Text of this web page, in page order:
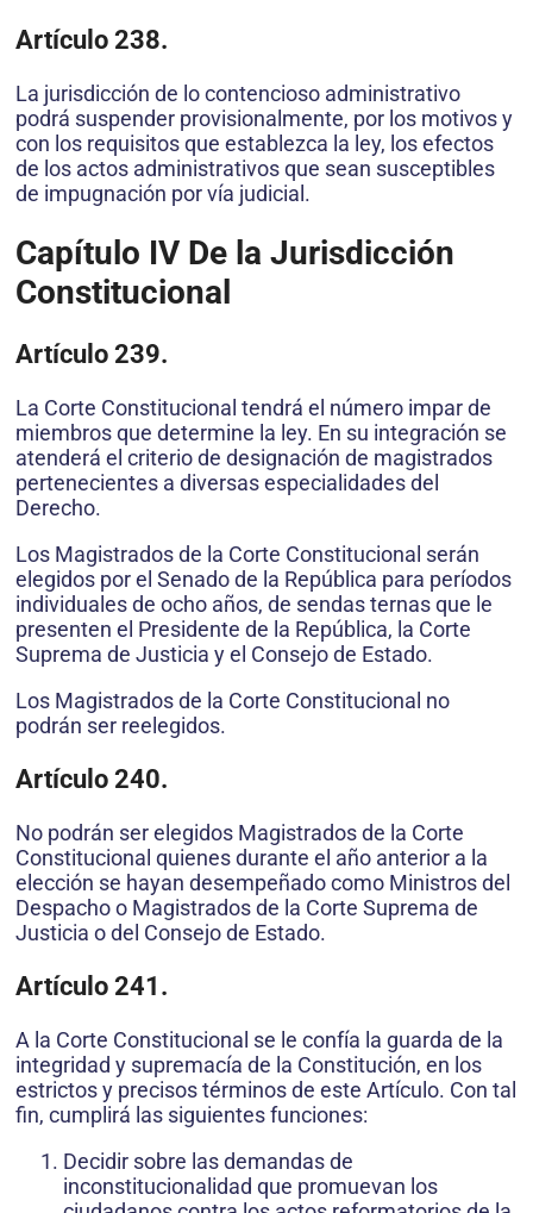
Artículo 238.
La jurisdicción de lo contencioso administrativo
podrá suspender provisionalmente, por los motivos y
con los requisitos que establezca la ley, los efectos
de los actos administrativos que sean susceptibles
de impugnación por vía judicial.
Capítulo IV De la Jurisdicción
Constitucional
Artículo 239.
La Corte Constitucional tendrá el número impar de
miembros que determine la ley. En su integración se
atenderá el criterio de designación de magistrados
pertenecientes a diversas especialidades del
Derecho.
Los Magistrados de la Corte Constitucional serán
elegidos por el Senado de la República para períodos
individuales de ocho años, de sendas ternas que le
presenten el Presidente de la República, la Corte
Suprema de Justicia y el Consejo de Estado.
Los Magistrados de la Corte Constitucional no
podrán ser reelegidos.
Artículo 240.
No podrán ser elegidos Magistrados de la Corte
Constitucional quienes durante el año anterior a la
elección se hayan desempeñado como Ministros del
Despacho o Magistrados de la Corte Suprema de
Justicia o del Consejo de Estado.
Artículo 241.
A la Corte Constitucional se le confía la guarda de la
integridad y supremacía de la Constitución, en los
estrictos y precisos términos de este Artículo. Con tal
fin, cumplirá las siguientes funciones:
Decidir sobre las demandas de
inconstitucionalidad que promuevan los